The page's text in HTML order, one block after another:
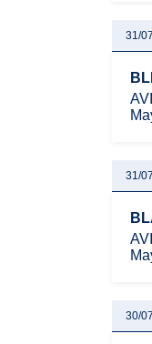
31/
31/
30/